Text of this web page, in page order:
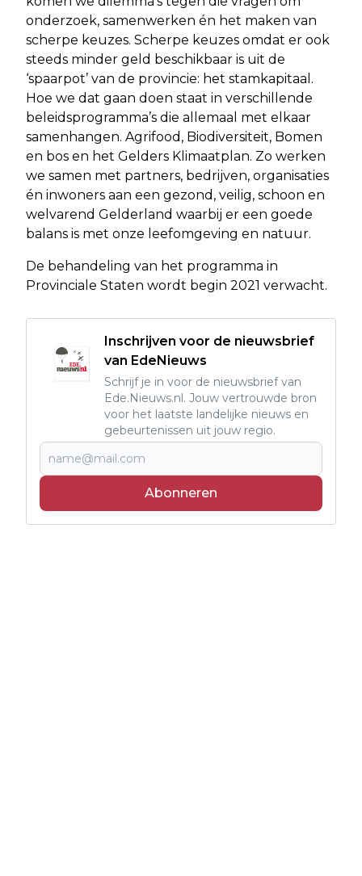
onderzoek, samenwerken én het maken van
scherpe keuzes. Scherpe keuzes omdat er ook
steeds minder geld beschikbaar is uit de
‘spaarpot’ van de provincie: het stamkapitaal.
Hoe we dat gaan doen staat in verschillende
beleidsprogramma’s die allemaal met elkaar
samenhangen. Agrifood, Biodiversiteit, Bomen
en bos en het Gelders Klimaatplan. Zo werken
we samen met partners, bedrijven, organisaties
én inwoners aan een gezond, veilig, schoon en
welvarend Gelderland waarbij er een goede
balans is met onze leefomgeving en natuur.
De behandeling van het programma in
Provinciale Staten wordt begin 2021 verwacht.
Inschrijven voor de nieuwsbrief
van EdeNieuws
Schrijf je in voor de nieuwsbrief van
Ede.Nieuws.nl. Jouw vertrouwde bron
voor het laatste landelijke nieuws en
gebeurtenissen uit jouw regio.
Abonneren